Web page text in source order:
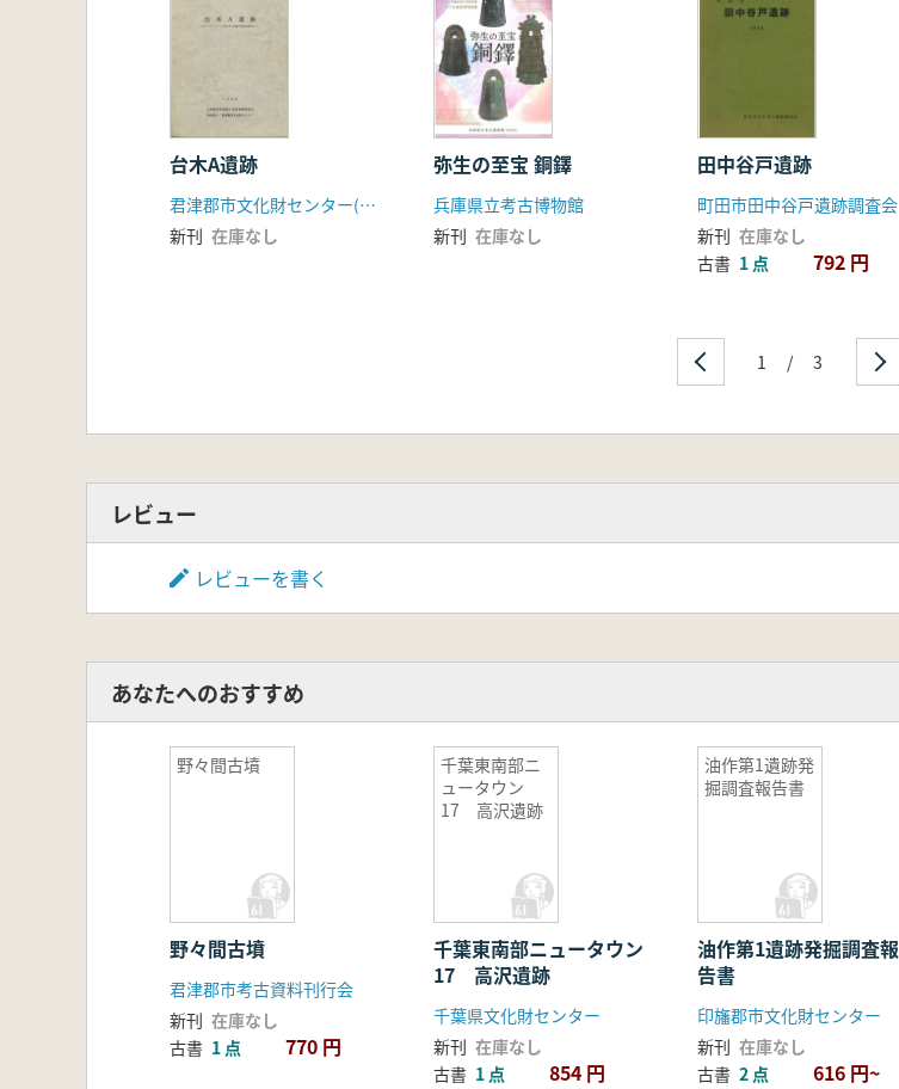
台木A遺跡
君津郡市文化財センター(君津郡市考古資料刊行会)
新刊 在庫なし
弥生の至宝 銅鐸
兵庫県立考古博物館
新刊 在庫なし
田中谷戸遺跡
町田市田中谷戸遺跡調査会
新刊 在庫なし
古書 1 点 792 円
1 / 3
レビュー
レビューを書く
あなたへのおすすめ
野々間古墳
野々間古墳
君津郡市考古資料刊行会
新刊 在庫なし
古書 1 点 770 円
千葉東南部ニ
ュータウン
17 高沢遺跡
千葉東南部ニュータウン
17 高沢遺跡
千葉県文化財センター
新刊 在庫なし
古書 1 点 854 円
油作第1遺跡発
掘調査報告書
油作第1遺跡発掘調査報
告書
印旛郡市文化財センター
新刊 在庫なし
古書 2 点 616 円~